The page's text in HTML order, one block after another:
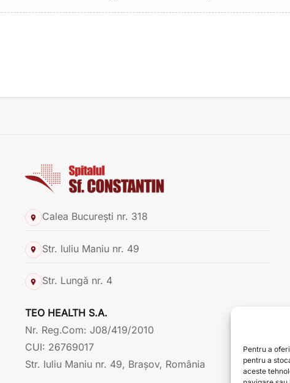
Pentru a
pentru a
aceste
Calea București nr. 318
Str. Iuliu Maniu nr. 49
Str. Lungă nr. 4
TEO HEALTH S.A.
Nr. Reg.Com: J08/419/2010
CUI: 26769017
Str. Iuliu Maniu nr. 49, Brașov, România